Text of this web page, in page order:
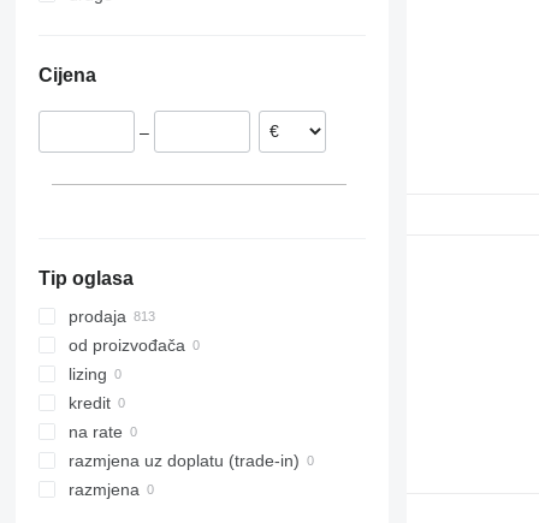
Poljska
Belgija
Cijena
–
Tip oglasa
prodaja
od proizvođača
lizing
kredit
na rate
razmjena uz doplatu (trade-in)
razmjena